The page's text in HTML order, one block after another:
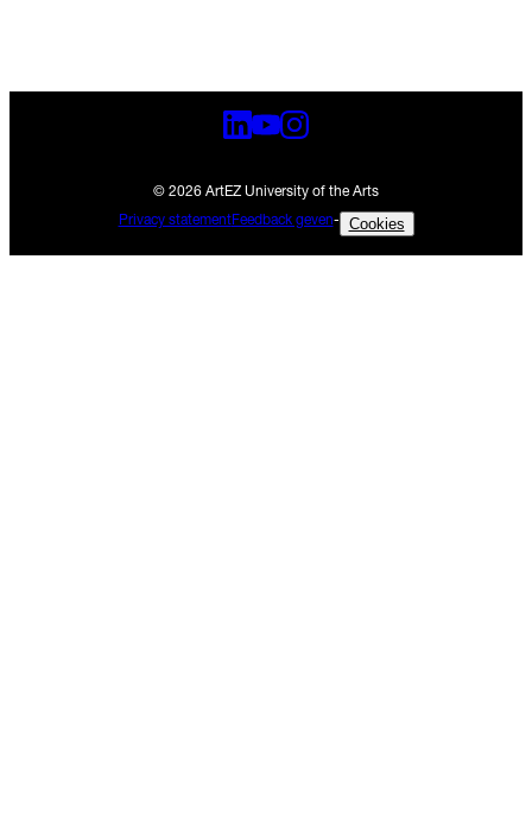
© 2026 ArtEZ University of the Arts
Privacy statementFeedback geven- Cookies